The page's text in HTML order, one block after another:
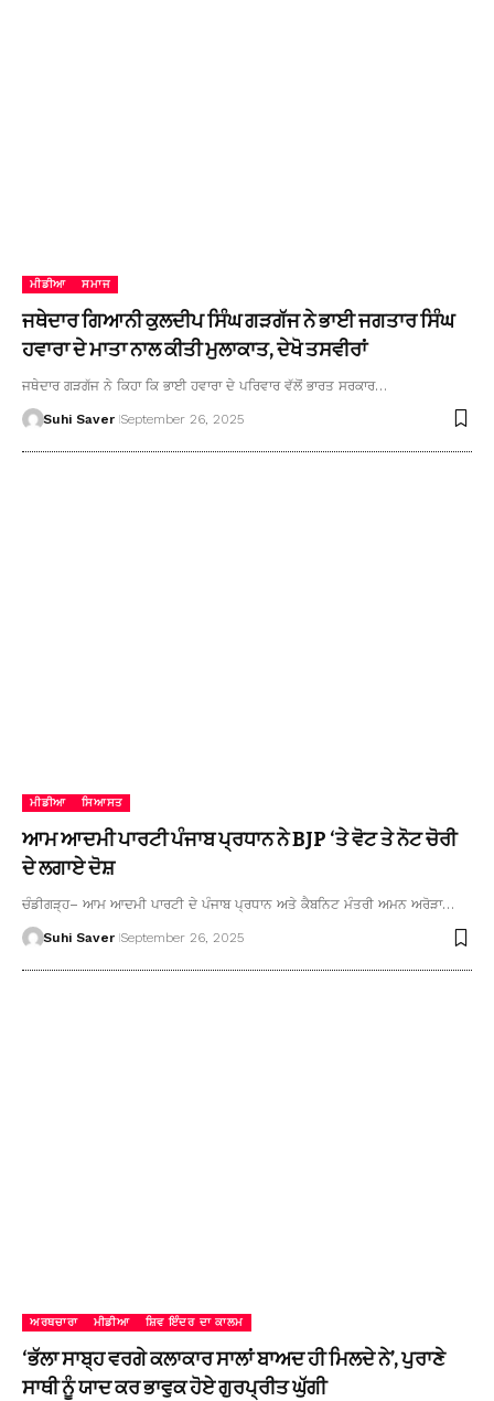
ਮੀਡੀਆ ਸਮਾਜ
ਜਥੇਦਾਰ ਗਿਆਨੀ ਕੁਲਦੀਪ ਸਿੰਘ ਗੜਗੱਜ ਨੇ ਭਾਈ ਜਗਤਾਰ ਸਿੰਘ
ਹਵਾਰਾ ਦੇ ਮਾਤਾ ਨਾਲ ਕੀਤੀ ਮੁਲਾਕਾਤ, ਦੇਖੋ ਤਸਵੀਰਾਂ
ਜਥੇਦਾਰ ਗੜਗੱਜ ਨੇ ਕਿਹਾ ਕਿ ਭਾਈ ਹਵਾਰਾ ਦੇ ਪਰਿਵਾਰ ਵੱਲੋਂ ਭਾਰਤ ਸਰਕਾਰ…
Suhi Saver September 26, 2025
ਮੀਡੀਆ ਸਿਆਸਤ
ਆਮ ਆਦਮੀ ਪਾਰਟੀ ਪੰਜਾਬ ਪ੍ਰਧਾਨ ਨੇ BJP ‘ਤੇ ਵੋਟ ਤੇ ਨੋਟ ਚੋਰੀ
ਦੇ ਲਗਾਏ ਦੋਸ਼
ਚੰਡੀਗੜ੍ਹ– ਆਮ ਆਦਮੀ ਪਾਰਟੀ ਦੇ ਪੰਜਾਬ ਪ੍ਰਧਾਨ ਅਤੇ ਕੈਬਨਿਟ ਮੰਤਰੀ ਅਮਨ ਅਰੋੜਾ…
Suhi Saver September 26, 2025
ਅਰਥਚਾਰਾ ਮੀਡੀਆ ਸ਼ਿਵ ਇੰਦਰ ਦਾ ਕਾਲਮ
‘ਭੱਲਾ ਸਾਬ੍ਹ ਵਰਗੇ ਕਲਾਕਾਰ ਸਾਲਾਂ ਬਾਅਦ ਹੀ ਮਿਲਦੇ ਨੇ’, ਪੁਰਾਣੇ
ਸਾਥੀ ਨੂੰ ਯਾਦ ਕਰ ਭਾਵੁਕ ਹੋਏ ਗੁਰਪ੍ਰੀਤ ਘੁੱਗੀ